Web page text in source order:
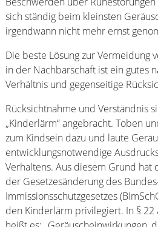
sich ständig beim kleinsten
irgendwann nicht mehr ernst
Die beste Lösung zur Vermeidung
in der Nachbarschaft ist ein gutes
Verhältnis und gegenseitige
Rücksichtnahme und Verständnis
„Kinderlärm“ angebracht. Toben
zum Kindsein dazu und laute
entwicklungsnotwendige
Verhaltens. Aus diesem Grund hat
der Gesetzesänderung des
Immissionsschutzgesetzes
den Kinderlärm privilegiert. In § 22